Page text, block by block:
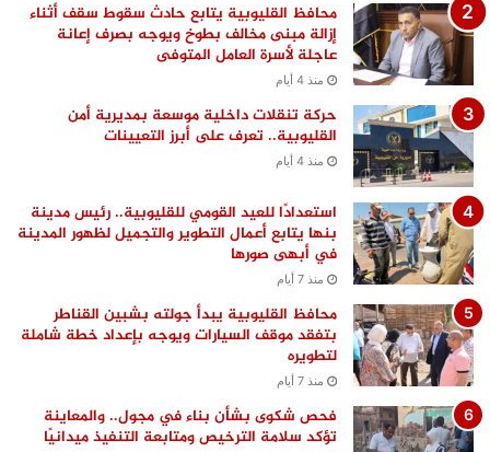
محافظ القليوبية يتابع حادث سقوط سقف أثناء
إزالة مبنى مخالف بطوخ ويوجه بصرف إعانة
عاجلة لأسرة العامل المتوفى
منذ 4 أيام
حركة تنقلات داخلية موسعة بمديرية أمن
القليوبية.. تعرف على أبرز التعيينات
منذ 4 أيام
استعدادًا للعيد القومي للقليوبية.. رئيس مدينة
بنها يتابع أعمال التطوير والتجميل لظهور المدينة
في أبهى صورها
منذ 7 أيام
محافظ القليوبية يبدأ جولته بشبين القناطر
بتفقد موقف السيارات ويوجه بإعداد خطة شاملة
لتطويره
منذ 7 أيام
فحص شكوى بشأن بناء في مجول.. والمعاينة
تؤكد سلامة الترخيص ومتابعة التنفيذ ميدانيًا